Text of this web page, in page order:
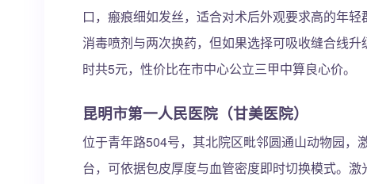
口，瘢痕细如发丝，适合对术后外观要求高的年
消毒喷剂与两次换药，但如果选择可吸收缝合线
时共5元，性价比在市中心公立三甲中算良心价。
昆明市第一人民医院（甘美医院）
位于青年路504号，其北院区毗邻圆通山动物园
台，可依据包皮厚度与血管密度即时切换模式。